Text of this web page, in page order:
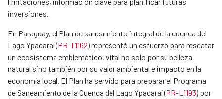
inversiones.
En Paraguay, el Plan de saneamiento integral de la cuenca del
Lago Ypacaraí (PR-T1162) representó un esfuerzo para rescatar
un ecosistema emblemático, vital no solo por su belleza
natural sino también por su valor ambiental e impacto en la
economía local. El Plan ha servido para preparar el Programa
de Saneamiento de la Cuenca del Lago Ypacaraí (PR-L1193) por